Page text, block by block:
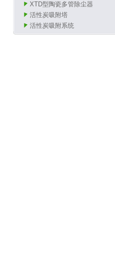
XTD型陶瓷多管除尘器
活性炭吸附塔
活性炭吸附系统